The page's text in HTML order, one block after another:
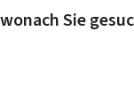
Sie